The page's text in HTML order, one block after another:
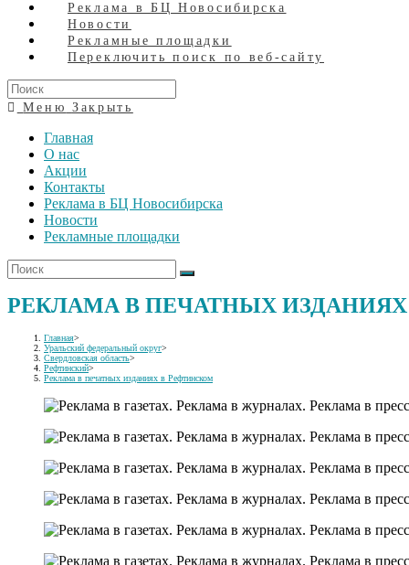
Реклама в БЦ Новосибирска
Новости
Рекламные площадки
Переключить поиск по веб-сайту
Меню Закрыть
Главная
О нас
Акции
Контакты
Реклама в БЦ Новосибирска
Новости
Рекламные площадки
РЕКЛАМА В ПЕЧАТНЫХ
Главная>
Уральский федеральный округ>
Свердловская область>
Рефтинский>
Реклама в печатных изданиях в Рефтинском